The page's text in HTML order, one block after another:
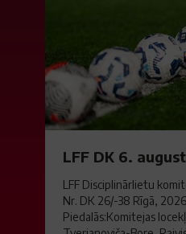
LFF DK 6.
LFF Disciplinārlietu
Nr. DK 26/-38 Rīgā,
Piedalās:Komitejas